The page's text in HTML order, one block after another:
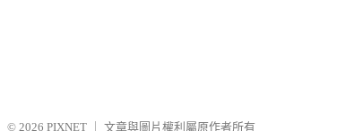
© 2026 PIXNET 文章與圖片權利屬原作者所有